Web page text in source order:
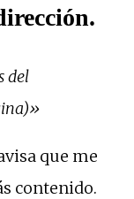
del
que me
contenido.